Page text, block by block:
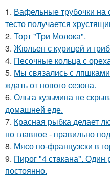
1. Вафельные трубочки на
тесто получается
2. Торт "Три Молока".
3. Жюльен с курицей и
4. Песочные кольца с
5. Мы связались с
ждать от нового сезона.
6. Ольга кузьмина не
домашней еде.
7. Красная рыбка делает
но главное - правильно
8. Мясо по-французски в
9. Пирог "4 стaкана". Один
постоянно.